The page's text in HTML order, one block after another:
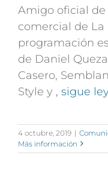
Amigo oficial de
comercial de
programación
de Daniel
Casero,
Style y , sigue
4 octubre, 2019 |
Más información